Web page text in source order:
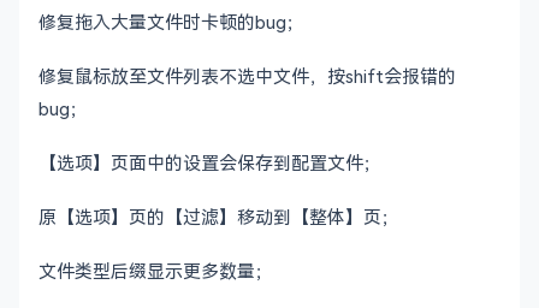
修复拖入大量文件时卡顿的bug；
修复鼠标放至文件列表不选中文件，按shift会报错的
bug；
【选项】页面中的设置会保存到配置文件；
原【选项】页的【过滤】移动到【整体】页；
文件类型后缀显示更多数量；